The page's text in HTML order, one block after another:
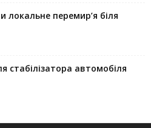
локальне перемир’я біля
стабілізатора автомобіля